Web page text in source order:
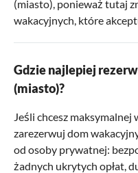
(miasto), ponieważ tutaj
wakacyjnych, które
Gdzie najlepiej
(miasto)?
Jeśli chcesz maksymalnej
zarezerwuj dom
od osoby prywatnej:
żadnych ukrytych opłat,